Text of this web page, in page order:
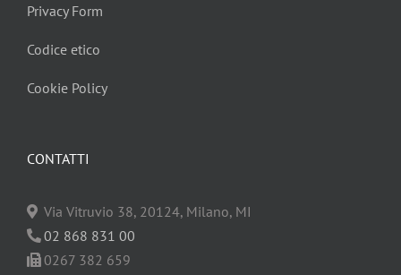
CONTATTI
Via Vitruvio 38, 20124, Milano, MI
02 868 831 00
0267 382 659
Privacy Form
Codice etico
Cookie Policy